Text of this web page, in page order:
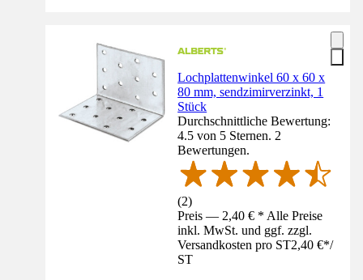
Lochplattenwinkel 60 x 60 x
80 mm, sendzimirverzinkt, 1
Stück
Durchschnittliche Bewertung:
4.5 von 5 Sternen. 2
Bewertungen.
(2)
Preis — 2,40 € * Alle Preise
inkl. MwSt. und ggf. zzgl.
Versandkosten pro ST2,40 €*/
ST